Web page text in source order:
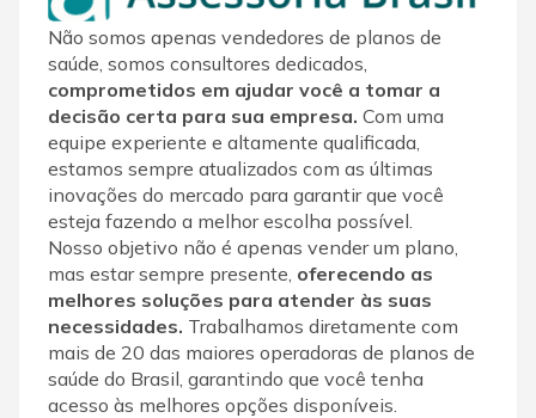
Não somos apenas vendedores de planos de
saúde, somos consultores dedicados,
comprometidos em ajudar você a tomar a
decisão certa para sua empresa. Com uma
equipe experiente e altamente qualificada,
estamos sempre atualizados com as últimas
inovações do mercado para garantir que você
esteja fazendo a melhor escolha possível.
Nosso objetivo não é apenas vender um plano,
mas estar sempre presente, oferecendo as
melhores soluções para atender às suas
necessidades. Trabalhamos diretamente com
mais de 20 das maiores operadoras de planos de
saúde do Brasil, garantindo que você tenha
acesso às melhores opções disponíveis.